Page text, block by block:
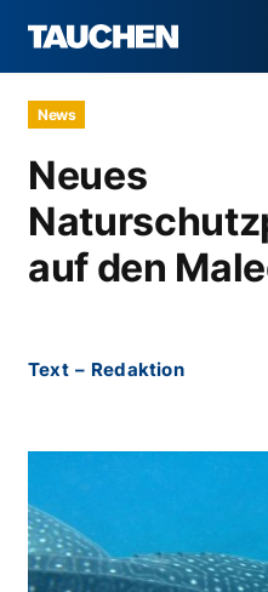
News
Neues
auf den
Text – Redaktion